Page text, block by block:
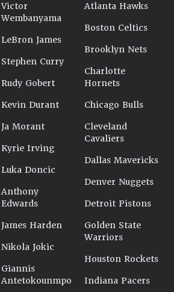
Victor
Wembanyama
LeBron James
Stephen Curry
Rudy Gobert
Kevin Durant
Ja Morant
Kyrie Irving
Luka Doncic
Anthony
Edwards
James Harden
Nikola Jokic
Giannis
Antetokounmpo
Atlanta Hawks
Boston Celtics
Brooklyn Nets
Charlotte
Hornets
Chicago Bulls
Cleveland
Cavaliers
Dallas Mavericks
Denver Nuggets
Detroit Pistons
Golden State
Warriors
Houston Rockets
Indiana Pacers